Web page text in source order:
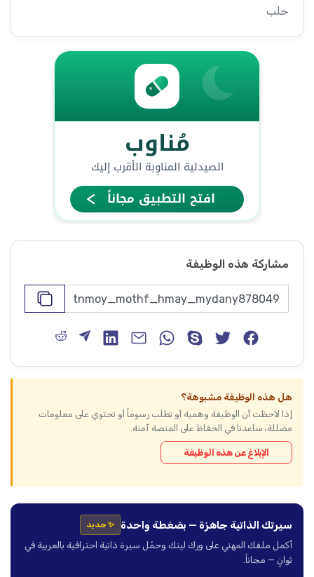
حلب
مشاركة هذه الوظيفة
هل هذه الوظيفة مشبوهة؟
إذا لاحظت أن الوظيفة وهمية أو تطلب رسوماً أو تحتوي على معلومات
مضللة، ساعدنا في الحفاظ على المنصة آمنة.
الإبلاغ عن هذه الوظيفة
سيرتك الذاتية جاهزة — بضغطة واحدة ✨ جديد
أكمل ملفك المهني على ورك لينك وحمّل سيرة ذاتية احترافية بالعربية في
ثوانٍ — مجاناً.